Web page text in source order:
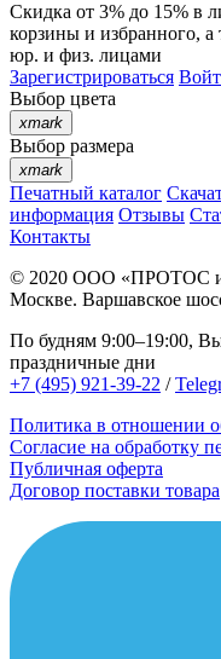
Скидка от 3% до 15% в
корзины и избранного, а
юр. и физ. лицами
Зарегистрироваться
Выбор цвета
xmark
Выбор размера
xmark
Печатный каталог
информация Отзывы
Контакты
© 2020 ООО «ПРОТОС
Москве. Варшавское
По будням 9:00–19:00,
праздничные дни
+7 (495) 921-39-22 /
Политика в отношении
Согласие на обработку
Публичная оферта
Договор поставки товара